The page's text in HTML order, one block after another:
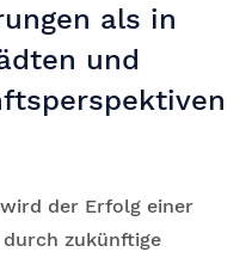
als in
und
der Erfolg einer
zukünftige